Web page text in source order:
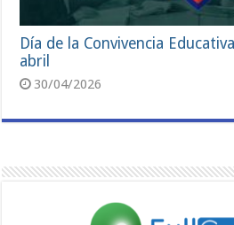
Día de la Convivencia
abril
30/04/2026